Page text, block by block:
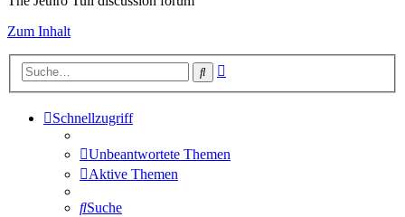
Zum Inhalt
Suche
Schnellzugriff
Unbeantwortete Themen
Aktive Themen
Suche